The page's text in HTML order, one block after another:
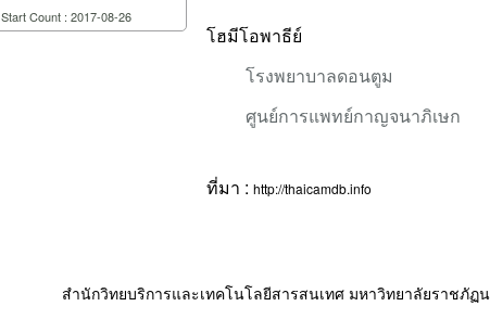
Start Count : 2017-08-26
โฮมีโอพาธีย์
โรงพยาบาลดอนตูม
ศูนย์การแพทย์กาญจนาภิเษก
ที่มา : http://thaicamdb.info
สำนักวิทยบริการและเทคโนโลยีสารสนเทศ มหาวิทยาลัยราชภั